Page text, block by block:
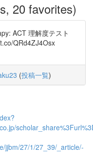
20 favorites)
ACT 理解度テスト
QRd4ZJ4Osx
(投稿一覧)
jjbm/27/1/27_39/_article/-